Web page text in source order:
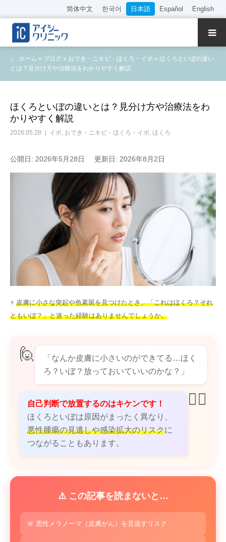
简体中文 한국어 日本語 Español English
ホーム » ブログ » おでき・ニキビ・ほくろ・イボ » ほくろといぼの違い
とは？見分け方や治療法をわかりやすく解説
ほくろといぼの違いとは？見分け方や治療法をわ
かりやすく解説
2026.05.28 イボ, おでき・ニキビ・ほくろ・イボ, ほくろ
公開日: 2026年5月28日 更新日: 2026年8月2日
⚡ 皮膚に小さな突起や色素斑を見つけたとき、「これはほくろ？それ
ともいぼ？」と迷った経験はありませんでしょうか。
🙋
「なんか皮膚に小さいのができてる…ほく
ろ？いぼ？放っておいていいのかな？」
👨‍⚕️
自己判断で放置するのはキケンです！
ほくろといぼは原因がまったく異なり、
悪性腫瘍の見逃しや感染拡大のリスクに
つながることもあります。
⚠️ この記事を読まないと…
🚨 悪性メラノーマ（皮膚がん）を見逃すリスク
クリニック紹介
診療内容
WEB予約
料金表
アクセス
採用情報
その他